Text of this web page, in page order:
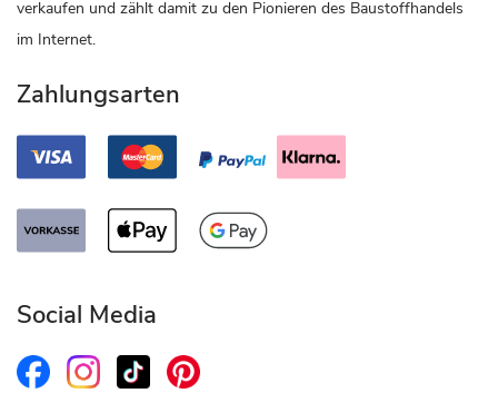
verkaufen und zählt damit zu den Pionieren des Baustoffhandels
im Internet.
Zahlungsarten
Social Media